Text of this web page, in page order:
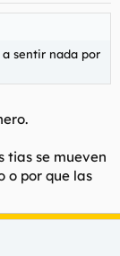
sentir nada por
tias se mueven
o por que las